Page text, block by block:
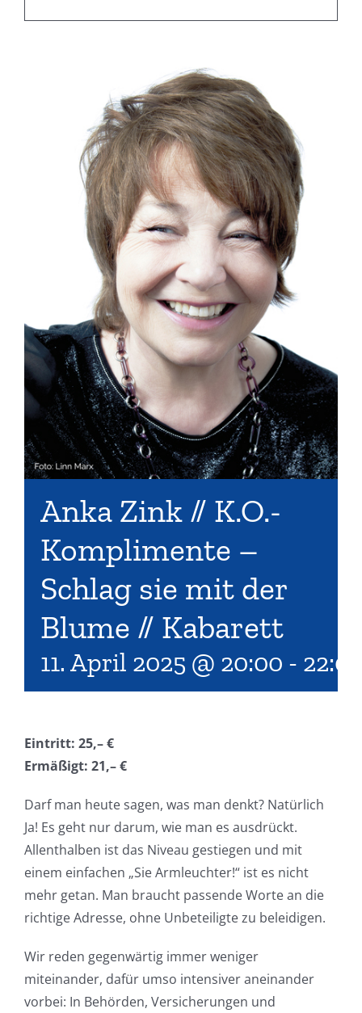
Anka Zink // K.O.-
Komplimente –
Schlag sie mit der
Blume // Kabarett
11. April 2025 @ 20:00 -
Eintritt: 25,– €
Ermäßigt: 21,– €
Darf man heute sagen, was man denkt? Natürlich
Ja! Es geht nur darum, wie man es ausdrückt.
Allenthalben ist das Niveau gestiegen und mit
einem einfachen „Sie Armleuchter!“ ist es nicht
mehr getan. Man braucht passende Worte an die
richtige Adresse, ohne Unbeteiligte zu beleidigen.
Wir reden gegenwärtig immer weniger
miteinander, dafür umso intensiver aneinander
vorbei: In Behörden, Versicherungen und